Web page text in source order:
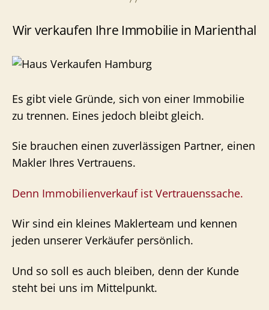
Wir verkaufen Ihre Immobilie in Marienthal
Es gibt viele Gründe, sich von einer Immobilie
zu trennen. Eines jedoch bleibt gleich.
Sie brauchen einen zuverlässigen Partner, einen
Makler Ihres Vertrauens.
Denn Immobilienverkauf ist Vertrauenssache.
Wir sind ein kleines Maklerteam und kennen
jeden unserer Verkäufer persönlich.
Und so soll es auch bleiben, denn der Kunde
steht bei uns im Mittelpunkt.